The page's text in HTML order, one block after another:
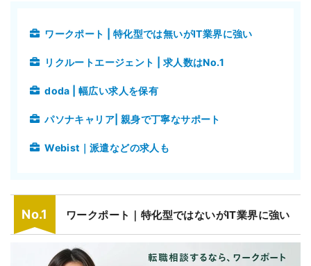
ワークポート | 特化型では無いがIT業界に強い
リクルートエージェント | 求人数はNo.1
doda | 幅広い求人を保有
パソナキャリア| 親身で丁寧なサポート
Webist｜派遣などの求人も
ワークポート｜特化型ではないがIT業界に強い